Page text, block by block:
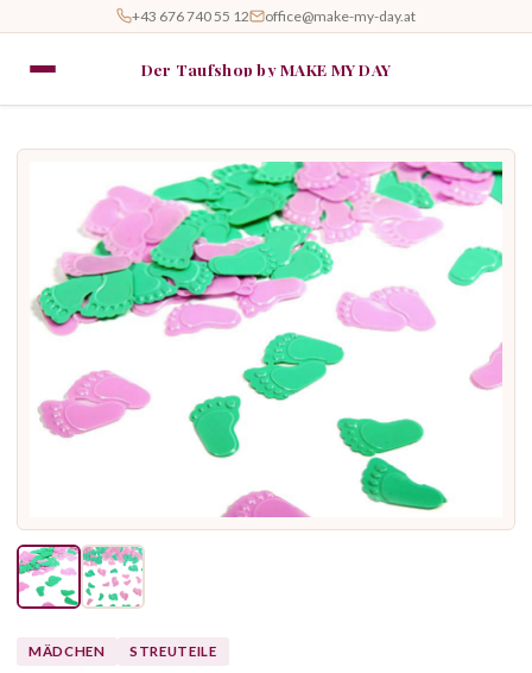
+43 676 740 55 12 office@make-my-day.at
Der Taufshop by MAKE MY DAY
MÄDCHEN STREUTEILE